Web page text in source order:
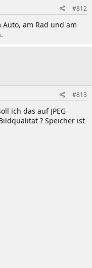
#812
am Rad und am
#813
ich das auf JPEG
? Speicher ist